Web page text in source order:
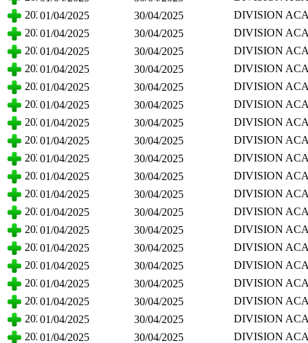
CIENCIAS
202501/04/2025 30/04/2025
DIVISION
CIENCIAS
202501/04/2025 30/04/2025
DIVISION
CIENCIAS
202501/04/2025 30/04/2025
DIVISION
CIENCIAS
202501/04/2025 30/04/2025
DIVISION
CIENCIAS
202501/04/2025 30/04/2025
DIVISION
CIENCIAS
202501/04/2025 30/04/2025
DIVISION
CIENCIAS
202501/04/2025 30/04/2025
DIVISION
CIENCIAS
202501/04/2025 30/04/2025
DIVISION
CIENCIAS
202501/04/2025 30/04/2025
DIVISION
CIENCIAS
202501/04/2025 30/04/2025
DIVISION
CIENCIAS
202501/04/2025 30/04/2025
DIVISION
CIENCIAS
202501/04/2025 30/04/2025
DIVISION
CIENCIAS
202501/04/2025 30/04/2025
DIVISION
CIENCIAS
202501/04/2025 30/04/2025
DIVISION
CIENCIAS
202501/04/2025 30/04/2025
DIVISION
CIENCIAS
202501/04/2025 30/04/2025
DIVISION
CIENCIAS
202501/04/2025 30/04/2025
DIVISION
CIENCIAS
202501/04/2025 30/04/2025
DIVISION
CIENCIAS
202501/04/2025 30/04/2025
DIVISION